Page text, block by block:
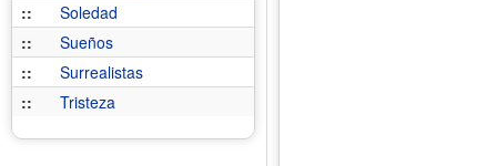
::
Soledad
::
Sueños
::
Surrealistas
::
Tristeza